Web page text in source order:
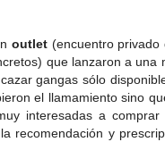
outlet (encuentro
que lanzaron a una
gangas sólo
el llamamiento sino
interesadas a
recomendación y